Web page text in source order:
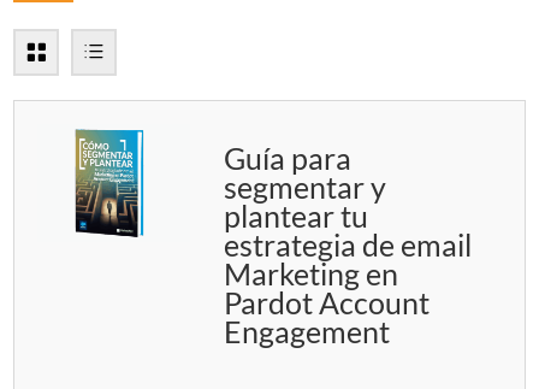
Guía para
segmentar y
plantear tu
estrategia de email
Marketing en
Pardot Account
Engagement